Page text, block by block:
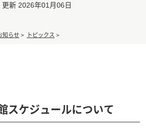
更新 2026年01月06日
知らせ > トピックス >
スケジュールについて